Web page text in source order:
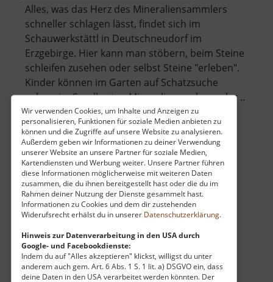
Wir verwenden Cookies, um Inhalte und Anzeigen zu
personalisieren, Funktionen für soziale Medien anbieten zu
können und die Zugriffe auf unsere Website zu analysieren.
Außerdem geben wir Informationen zu deiner Verwendung
unserer Website an unsere Partner für soziale Medien,
Kartendiensten und Werbung weiter. Unsere Partner führen
diese Informationen möglicherweise mit weiteren Daten
zusammen, die du ihnen bereitgestellt hast oder die du im
Rahmen deiner Nutzung der Dienste gesammelt hast.
Informationen zu Cookies und dem dir zustehenden
Widerufsrecht erhälst du in unserer Datenschutzerklärung.
Hinweis zur Datenverarbeitung in den USA durch
Google- und Facebookdienste:
Indem du auf "Alles akzeptieren" klickst, willigst du unter
anderem auch gem. Art. 6 Abs. 1 S. 1 lit. a) DSGVO ein, dass
deine Daten in den USA verarbeitet werden könnten. Der
Alles, was das Herz des Mineraliensammlers
schneller schlagen lässt, findet sich im
Schauwerkstättl in Deutschneudorf im
Erzgebirge. Hier kann man stöbern, beim Steine
schleifen zusehen oder selbst Steine "erleben".
Kinder können im Garten auf Schatzsuche
gehen, im Sandkasten Mineralien suchen oder ..
»weiterlesenüber
Schauwerkstättl
Heimatmuseum Hormersdorf
Mittleres Erzgebirge
aktuell vom 01.06.2026 / Zugriffe: 15016
10 km vom aktuellen Standort